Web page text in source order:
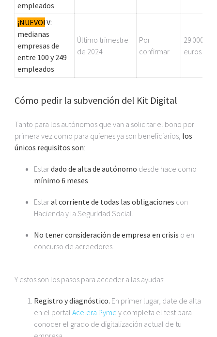
empleados
¡NUEVO! V:
medianas
empresas de
entre 100 y 249
empleados
Último trimestre
de 2024
Por
confirmar
29 000
euros
Cómo pedir la subvención del Kit Digital
Tanto para los autónomos que van a solicitar el bono por
primera vez como para quienes ya son beneficiarios, los
únicos requisitos son:
Estardado de alta de autónomo desde hace como
mínimo 6 meses
Estaral corriente de todas las obligaciones con
Hacienda y la Seguridad Social.
No tener consideración de empresa en crisis o en
concurso de acreedores.
Y estos son los pasos para acceder a las ayudas:
Registro y diagnóstico. En primer lugar, date de alta
en el portal Acelera Pyme y completa el test para
conocer el grado de digitalización actual de tu